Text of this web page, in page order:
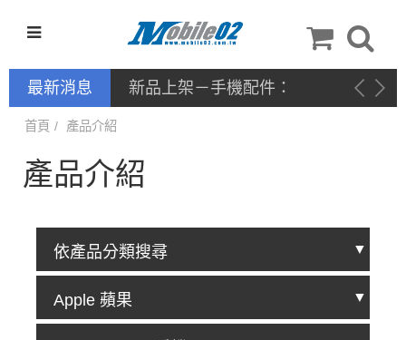
最新消息
新品上架－手機配件：
NILLKIN
首頁 產品介紹
產品介紹